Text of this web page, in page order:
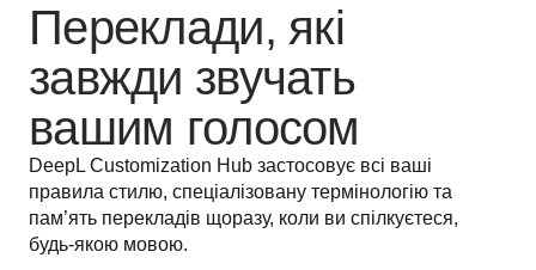
Переклади, які
завжди звучать
вашим голосом
DeepL Customization Hub застосовує всі ваші
правила стилю, спеціалізовану термінологію та
пам’ять перекладів щоразу, коли ви спілкуєтеся,
будь-якою мовою.